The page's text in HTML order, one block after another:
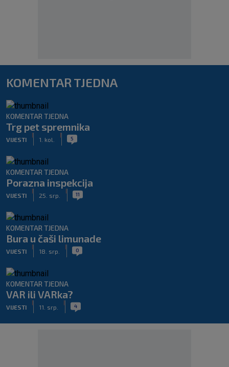
KOMENTAR TJEDNA
KOMENTAR TJEDNA
Trg pet spremnika
VIJESTI 1. kol. 5
KOMENTAR TJEDNA
Porazna inspekcija
VIJESTI 25. srp. 11
KOMENTAR TJEDNA
Bura u čaši limunade
VIJESTI 18. srp. 0
KOMENTAR TJEDNA
VAR ili VARka?
VIJESTI 11. srp. 4